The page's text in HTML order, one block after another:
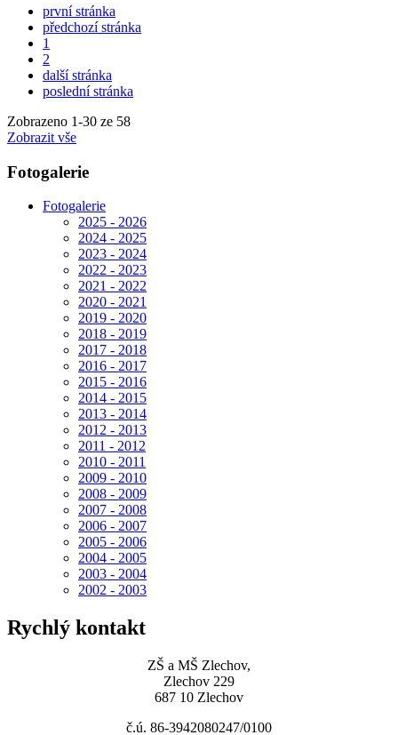
první stránka
předchozí stránka
1
2
další stránka
poslední stránka
Zobrazeno 1-30 ze 58
Zobrazit vše
Fotogalerie
Fotogalerie
2025 - 2026
2024 - 2025
2023 - 2024
2022 - 2023
2021 - 2022
2020 - 2021
2019 - 2020
2018 - 2019
2017 - 2018
2016 - 2017
2015 - 2016
2014 - 2015
2013 - 2014
2012 - 2013
2011 - 2012
2010 - 2011
2009 - 2010
2008 - 2009
2007 - 2008
2006 - 2007
2005 - 2006
2004 - 2005
2003 - 2004
2002 - 2003
Rychlý kontakt
ZŠ a MŠ Zlechov,
Zlechov 229
687 10 Zlechov
č.ú. 86-3942080247/0100